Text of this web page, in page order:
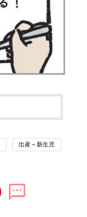
出産～新生児